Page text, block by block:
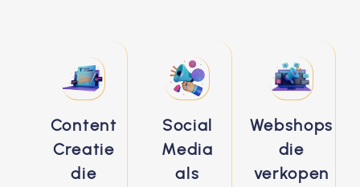
Content
Creatie
die
Social
Media
als
Webshops
die
verkopen